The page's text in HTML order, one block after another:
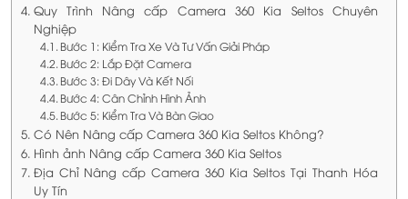
Quy Trình Nâng cấp Camera 360 Kia Seltos Chuyên
Nghiệp
Bước 1: Kiểm Tra Xe Và Tư Vấn Giải Pháp
Bước 2: Lắp Đặt Camera
Bước 3: Đi Dây Và Kết Nối
Bước 4: Cân Chỉnh Hình Ảnh
Bước 5: Kiểm Tra Và Bàn Giao
Có Nên Nâng cấp Camera 360 Kia Seltos Không?
Hình ảnh Nâng cấp Camera 360 Kia Seltos
Địa Chỉ Nâng cấp Camera 360 Kia Seltos Tại Thanh Hóa
Uy Tín